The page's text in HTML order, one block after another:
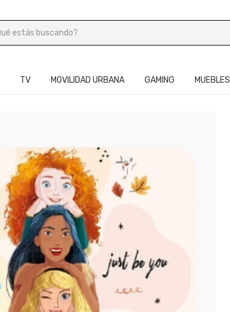
TV MOVILIDAD URBANA GAMING MUEBLES